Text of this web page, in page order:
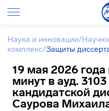
Наука и инновации/
комплекс/Защиты
19 мая 2026 года
минут в ауд.
кандидатской
Саурова